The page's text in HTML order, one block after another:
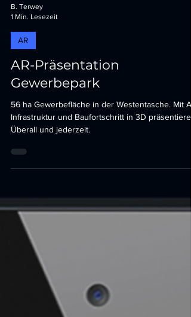
1 Min. Lesezeit
AR
AR-Präsentation
Gewerbepark
56 ha Gewerbefläche in der Westentasche. Mit
Infrastruktur und Baufortschritt in 3D
Überall und jederzeit.